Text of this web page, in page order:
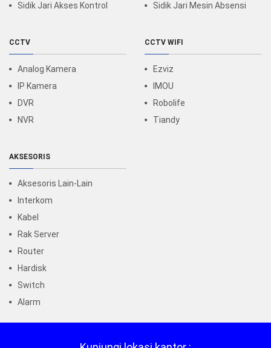
Sidik Jari Akses Kontrol
Sidik Jari Mesin Absensi
CCTV
Analog Kamera
IP Kamera
DVR
NVR
CCTV WIFI
Ezviz
IMOU
Robolife
Tiandy
AKSESORIS
Aksesoris Lain-Lain
Interkom
Kabel
Rak Server
Router
Hardisk
Switch
Alarm